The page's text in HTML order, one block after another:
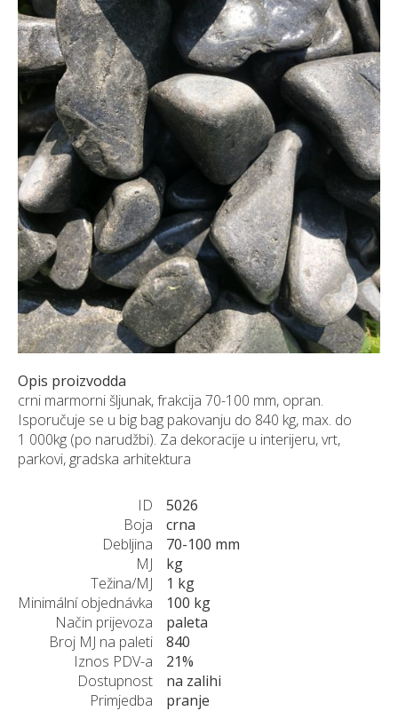
NARUDŽBE PO MJERI
O NAMA
NOVI PROIZVODI
SHOWROOM
BLOG
KONTAKTI
Opis proizvodda
crni marmorni šljunak, frakcija 70-100 mm, opran.
Isporučuje se u big bag pakovanju do 840 kg, max. do
1 000kg (po narudžbi). Za dekoracije u interijeru, vrt,
parkovi, gradska arhitektura
ID
5026
Boja
crna
Debljina
70-100 mm
MJ
kg
Težina/MJ
1 kg
Minimální objednávka
100 kg
Način prijevoza
paleta
Broj MJ na paleti
840
Iznos PDV-a
21%
Dostupnost
na zalihi
Primjedba
pranje